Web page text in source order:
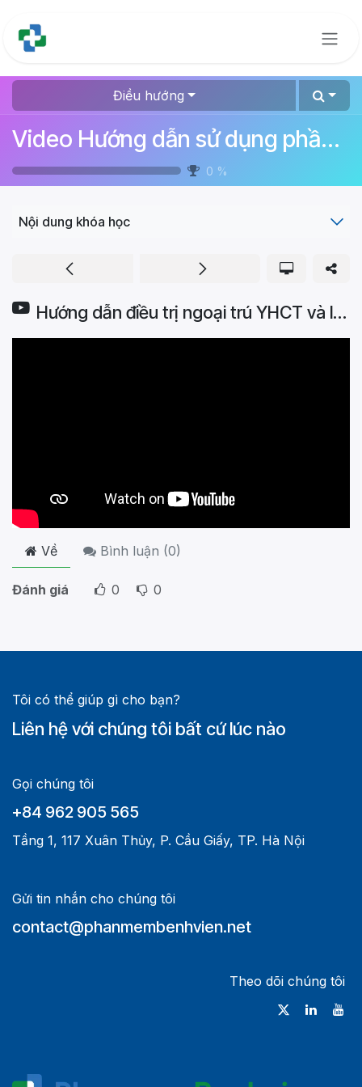
Điều hướng
Video Hướng dẫn sử dụng phần mềm quản lý bệnh viện
0 %
Nội dung khóa học
Hướng dẫn điều trị ngoại trú YHCT và làm bệnh án trạm y tế
Về Bình luận (0)
Đánh giá 0 0
Tôi có thể giúp gì cho bạn?
Liên hệ với chúng tôi bất cứ lúc nào
Gọi chúng tôi
+84 962 905 565
Tầng 1, 117 Xuân Thủy, P. Cầu Giấy, TP. Hà Nội
Gửi tin nhắn cho chúng tôi
contact@phanmembenhvien.net
Theo dõi chúng tôi